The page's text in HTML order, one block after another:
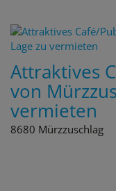
Attraktives
von
vermieten
8680 Mürzzuschlag